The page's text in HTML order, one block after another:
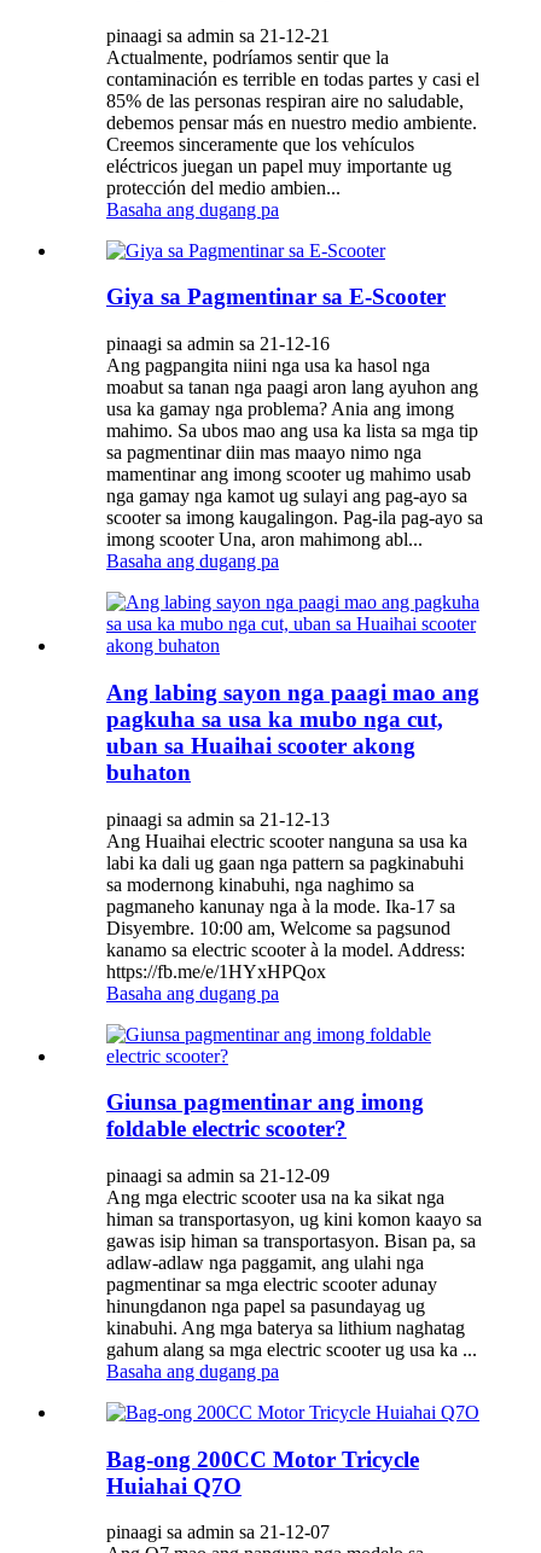
pinaagi sa admin sa 21-12-21
Actualmente, podríamos sentir que la
contaminación es terrible en todas partes y casi el
85% de las personas respiran aire no saludable,
debemos pensar más en nuestro medio ambiente.
Creemos sinceramente que los vehículos
eléctricos juegan un papel muy importante ug
protección del medio ambien...
Basaha ang dugang pa
Giya sa Pagmentinar sa E-Scooter
pinaagi sa admin sa 21-12-16
Ang pagpangita niini nga usa ka hasol nga
moabut sa tanan nga paagi aron lang ayuhon ang
usa ka gamay nga problema? Ania ang imong
mahimo. Sa ubos mao ang usa ka lista sa mga tip
sa pagmentinar diin mas maayo nimo nga
mamentinar ang imong scooter ug mahimo usab
nga gamay nga kamot ug sulayi ang pag-ayo sa
scooter sa imong kaugalingon. Pag-ila pag-ayo sa
imong scooter Una, aron mahimong abl...
Basaha ang dugang pa
Ang labing sayon ​​nga paagi mao ang
pagkuha sa usa ka mubo nga cut,
uban sa Huaihai scooter akong
buhaton
pinaagi sa admin sa 21-12-13
Ang Huaihai electric scooter nanguna sa usa ka
labi ka dali ug gaan nga pattern sa pagkinabuhi
sa modernong kinabuhi, nga naghimo sa
pagmaneho kanunay nga à la mode. Ika-17 sa
Disyembre. 10:00 am, Welcome sa pagsunod
kanamo sa electric scooter à la model. Address:
https://fb.me/e/1HYxHPQox
Basaha ang dugang pa
Giunsa pagmentinar ang imong
foldable electric scooter?
pinaagi sa admin sa 21-12-09
Ang mga electric scooter usa na ka sikat nga
himan sa transportasyon, ug kini komon kaayo sa
gawas isip himan sa transportasyon. Bisan pa, sa
adlaw-adlaw nga paggamit, ang ulahi nga
pagmentinar sa mga electric scooter adunay
hinungdanon nga papel sa pasundayag ug
kinabuhi. Ang mga baterya sa lithium naghatag
gahum alang sa mga electric scooter ug usa ka ...
Basaha ang dugang pa
Bag-ong 200CC Motor Tricycle
Huiahai Q7O
pinaagi sa admin sa 21-12-07